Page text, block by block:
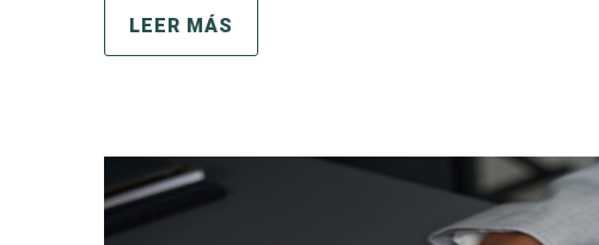
LEER MÁS